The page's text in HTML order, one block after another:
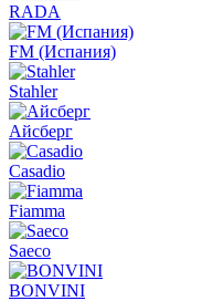
RADA
FM (Испания)
Stahler
Айсберг
Casadio
Fiamma
Saeco
BONVINI